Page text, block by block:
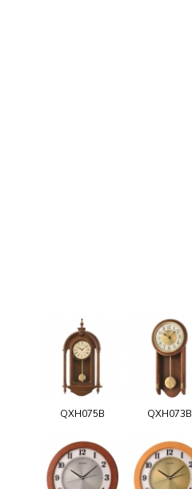
QXH075B QXH073B